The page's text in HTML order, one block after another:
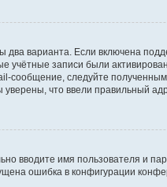
варианта. Если включена
записи были
следуйте
что ввели правильный
вводите имя пользователя и
ошибка в конфигурации